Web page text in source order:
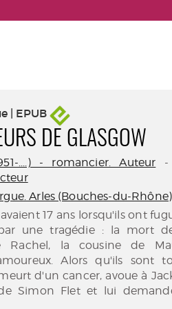
| EPUB
DE GLASGOW
....) - romancier. Auteur -
Arles (Bouches-du-Rhône)
17 ans lorsqu'ils ont
une tragédie : la mort
Rachel, la cousine de
Alors qu'ils sont
d'un cancer, avoue à
Simon Flet et lui